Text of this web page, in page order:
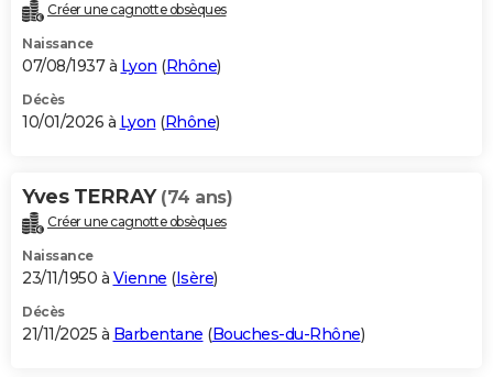
Destinations
City break
Voyage nature
Voyage de noces
Forum
Climat
+PHOTO
GUIDES D'ACHAT
BONS PLANS
Carte de Noël
Carte Bonne année
Carte Saint-Valentin
Carte Pâques
Carte d'anniversaire
DICTIONNAIRE
Dictionnaire
Biographies
Citations
Expressions
Proverbes
PROGRAMME TV
S'inscrire
Se connecter
Lycées
Collèges
Primaires
Universités
Entreprises
Service militaire
Avis de recherche
AVIS DE DÉCÈS
Créer une cagnotte obsèques
Naissance
07/08/1937 à Lyon (Rhône)
Décès
10/01/2026 à Lyon (Rhône)
Yves TERRAY (74 ans)
Créer une cagnotte obsèques
Naissance
23/11/1950 à Vienne (Isère)
Décès
21/11/2025 à Barbentane (Bouches-du-Rhône)